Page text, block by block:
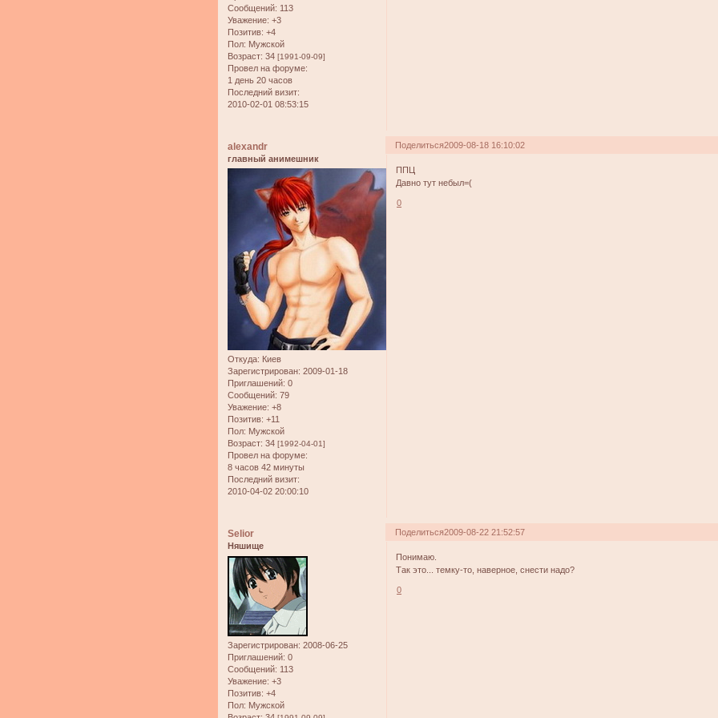
Сообщений: 113
Уважение: +3
Позитив: +4
Пол: Мужской
Возраст: 34 [1991-09-09]
Провел на форуме:
1 день 20 часов
Последний визит:
2010-02-01 08:53:15
Поделиться2009-08-18 16:10:02
alexandr
главный анимешник
Откуда: Киев
Зарегистрирован: 2009-01-18
Приглашений: 0
Сообщений: 79
Уважение: +8
Позитив: +11
Пол: Мужской
Возраст: 34 [1992-04-01]
Провел на форуме:
8 часов 42 минуты
Последний визит:
2010-04-02 20:00:10
ППЦ
Давно тут небыл=(
0
Поделиться2009-08-22 21:52:57
Selior
Няшище
Зарегистрирован: 2008-06-25
Приглашений: 0
Сообщений: 113
Уважение: +3
Позитив: +4
Пол: Мужской
Понимаю.
Так это... темку-то, наверное, снести надо?
0